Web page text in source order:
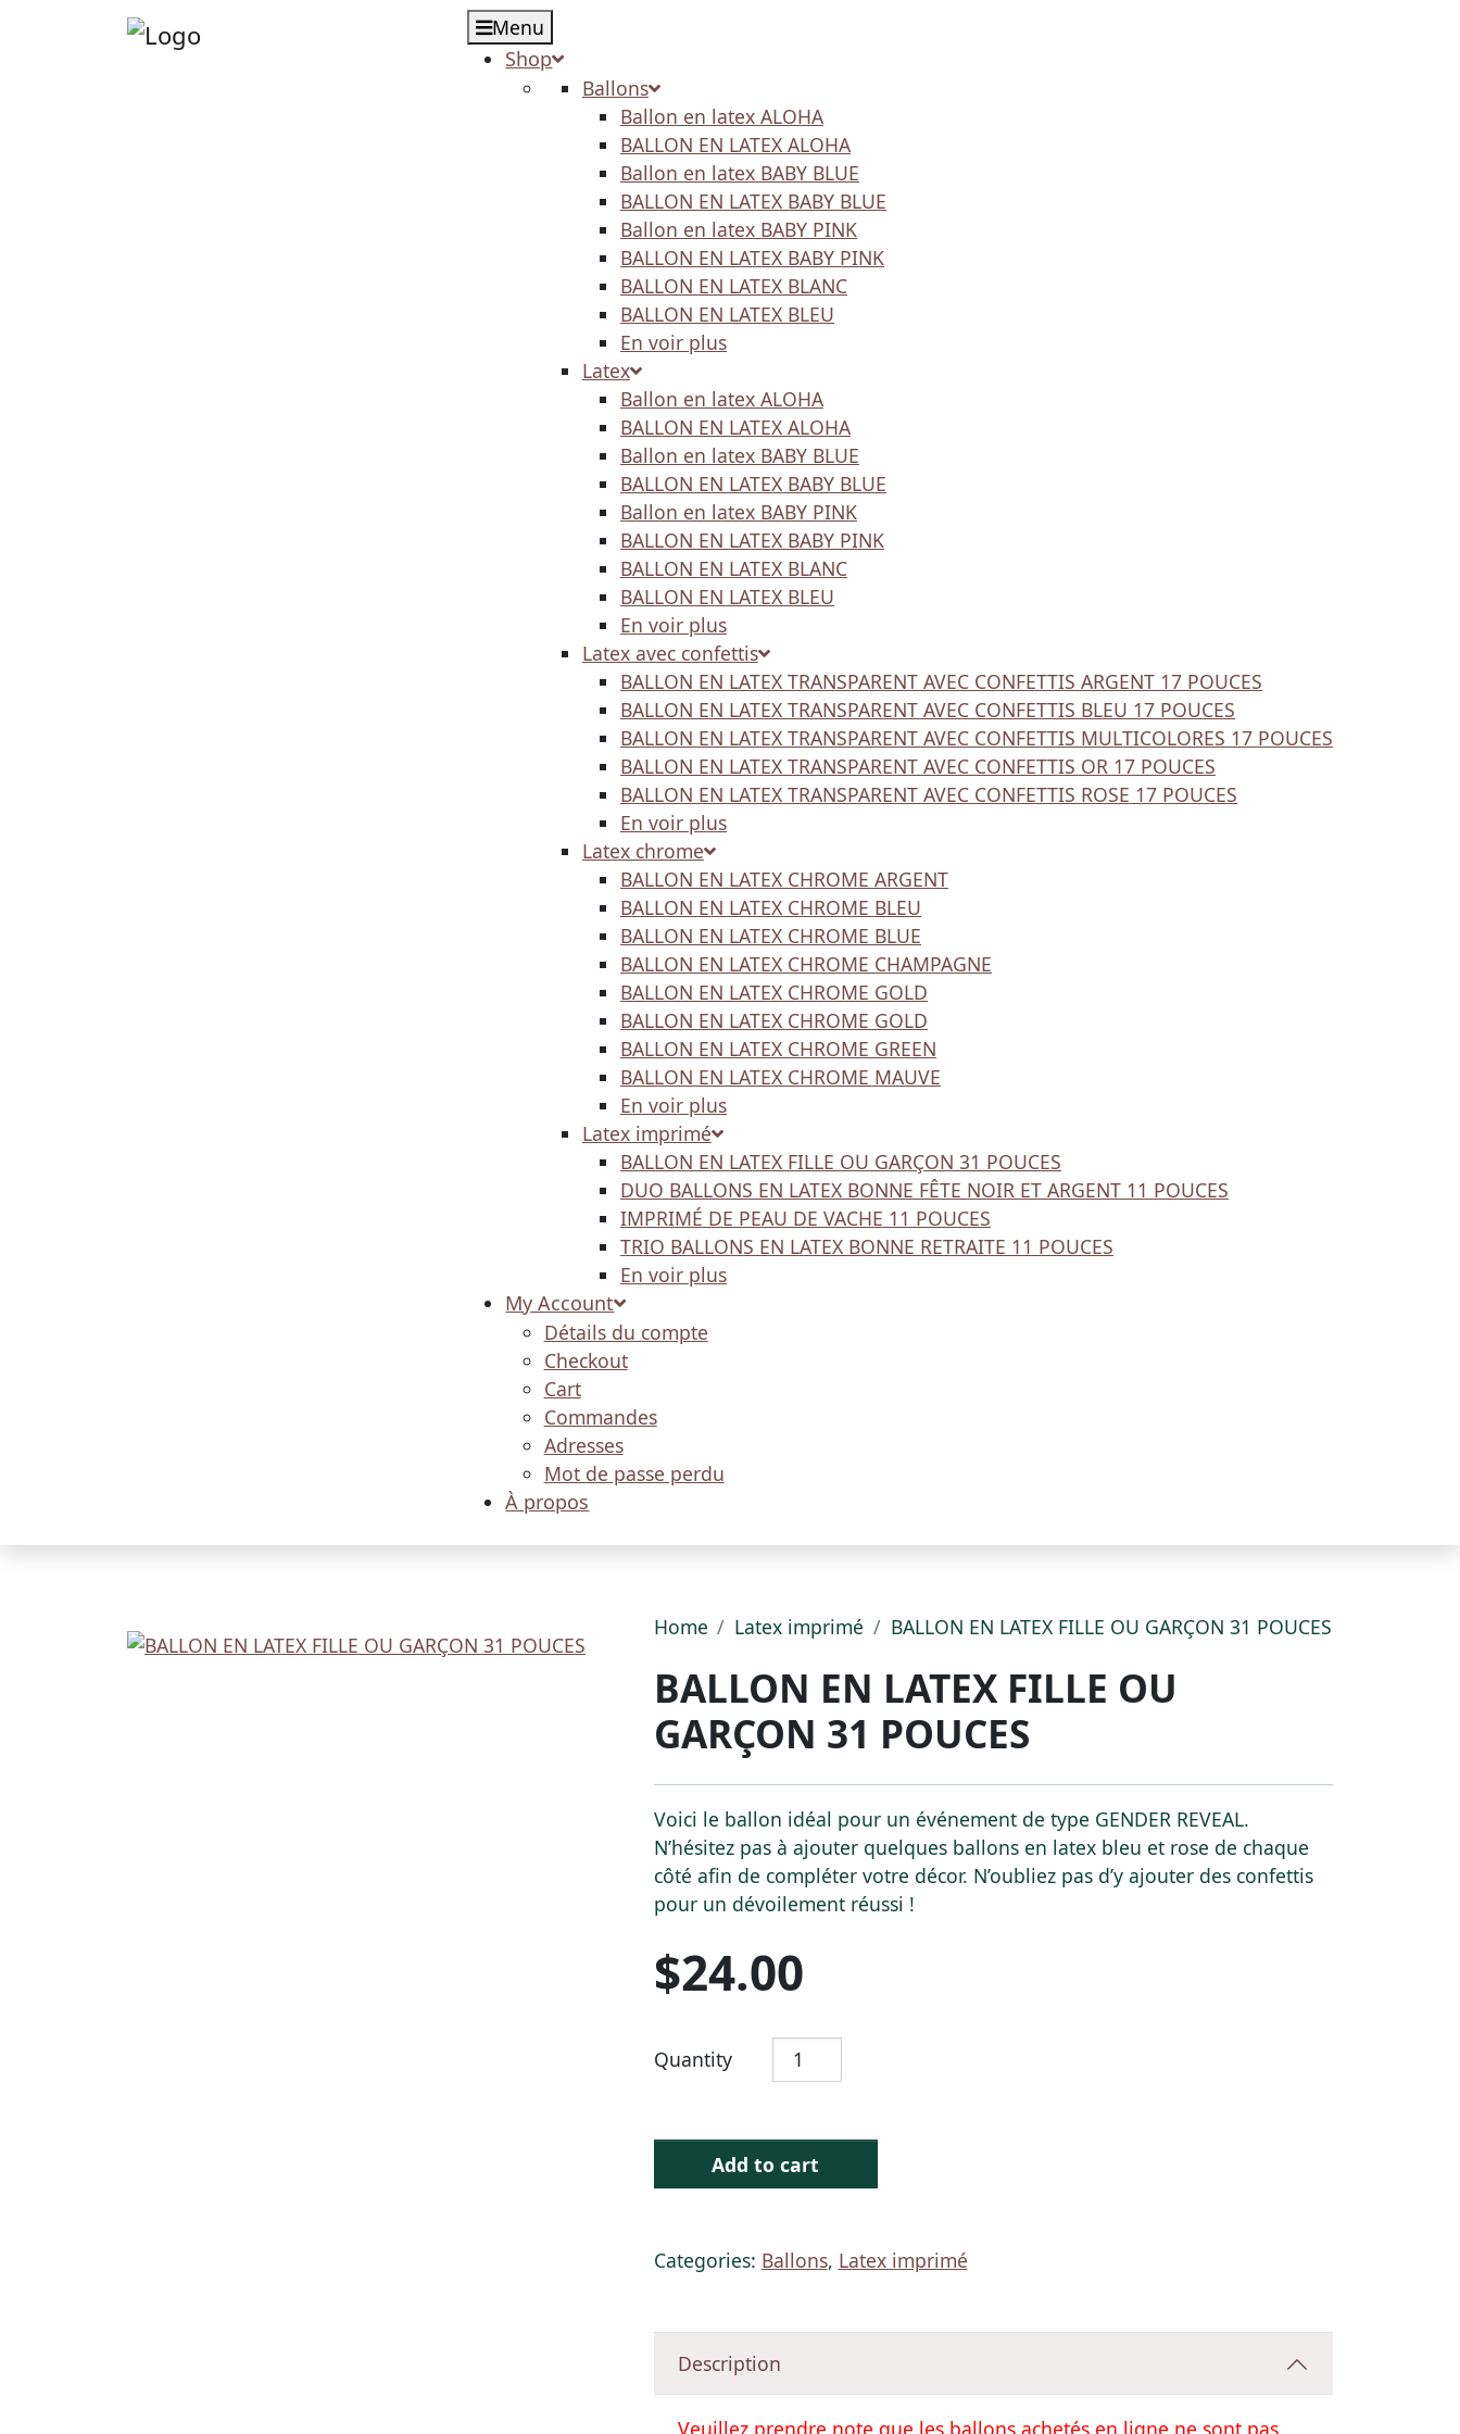
Menu
Shop
Ballons
Ballon en latex ALOHA
BALLON EN LATEX ALOHA
Ballon en latex BABY BLUE
BALLON EN LATEX BABY BLUE
Ballon en latex BABY PINK
BALLON EN LATEX BABY PINK
BALLON EN LATEX BLANC
BALLON EN LATEX BLEU
En voir plus
Latex
Ballon en latex ALOHA
BALLON EN LATEX ALOHA
Ballon en latex BABY BLUE
BALLON EN LATEX BABY BLUE
Ballon en latex BABY PINK
BALLON EN LATEX BABY PINK
BALLON EN LATEX BLANC
BALLON EN LATEX BLEU
En voir plus
Latex avec confettis
BALLON EN LATEX TRANSPARENT AVEC CONFETTIS ARGENT 17 POUCES
BALLON EN LATEX TRANSPARENT AVEC CONFETTIS BLEU 17 POUCES
BALLON EN LATEX TRANSPARENT AVEC CONFETTIS MULTICOLORES 17 POUCES
BALLON EN LATEX TRANSPARENT AVEC CONFETTIS OR 17 POUCES
BALLON EN LATEX TRANSPARENT AVEC CONFETTIS ROSE 17 POUCES
En voir plus
Latex chrome
BALLON EN LATEX CHROME ARGENT
BALLON EN LATEX CHROME BLEU
BALLON EN LATEX CHROME BLUE
BALLON EN LATEX CHROME CHAMPAGNE
BALLON EN LATEX CHROME GOLD
BALLON EN LATEX CHROME GOLD
BALLON EN LATEX CHROME GREEN
BALLON EN LATEX CHROME MAUVE
En voir plus
Latex imprimé
BALLON EN LATEX FILLE OU GARÇON 31 POUCES
DUO BALLONS EN LATEX BONNE FÊTE NOIR ET ARGENT 11 POUCES
IMPRIMÉ DE PEAU DE VACHE 11 POUCES
TRIO BALLONS EN LATEX BONNE RETRAITE 11 POUCES
En voir plus
My Account
Détails du compte
Checkout
Cart
Commandes
Adresses
Mot de passe perdu
À propos
Home Latex imprimé BALLON EN LATEX FILLE OU GARÇON 31 POUCES
BALLON EN LATEX FILLE OU
GARÇON 31 POUCES
Voici le ballon idéal pour un événement de type GENDER REVEAL.
N’hésitez pas à ajouter quelques ballons en latex bleu et rose de chaque
côté afin de compléter votre décor. N’oubliez pas d’y ajouter des confettis
pour un dévoilement réussi !
$24.00
Quantity
Add to cart
Categories: Ballons, Latex imprimé
Description
Veuillez prendre note que les ballons achetés en ligne ne sont pas